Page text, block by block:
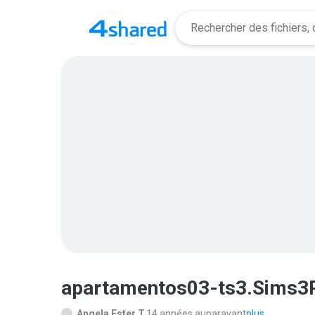
apartamentos03-